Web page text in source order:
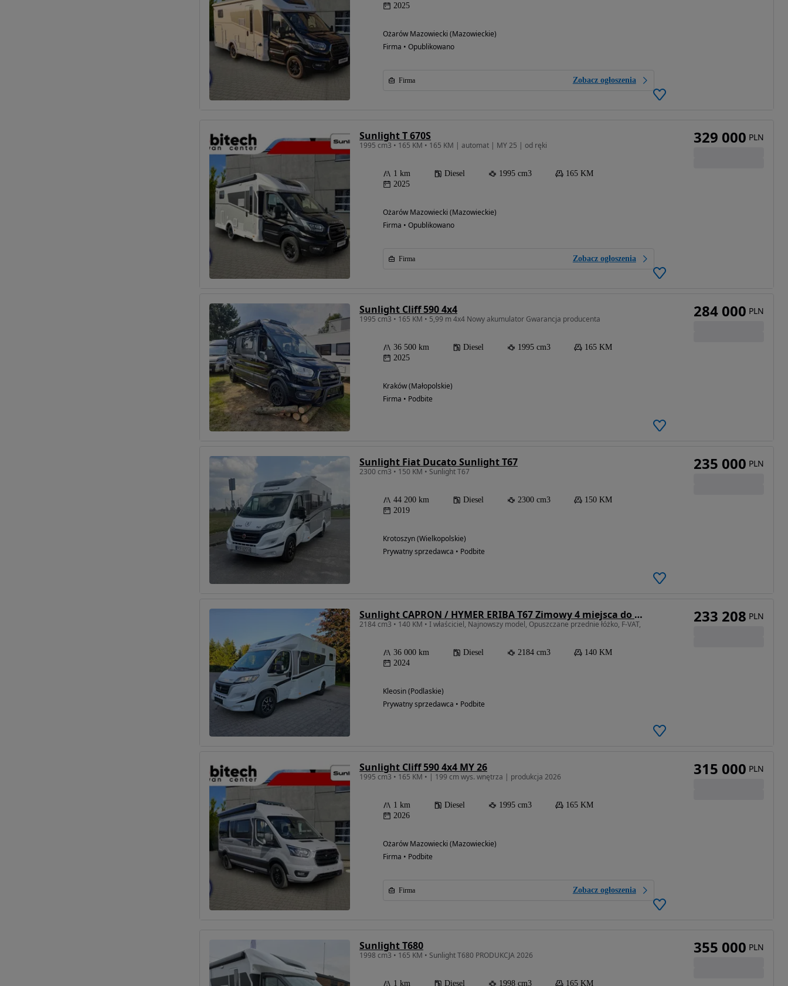
2025
Ożarów Mazowiecki (Mazowieckie)
Firma • Opublikowano
Firma Zobacz ogłoszenia
Sunlight T 670S
1995 cm3 • 165 KM • 165 KM | automat | MY 25 | od ręki
1 km Diesel 1995 cm3
165 KM
2025
Ożarów Mazowiecki (Mazowieckie)
Firma • Opublikowano
Firma Zobacz ogłoszenia
329 000 PLN
Sunlight Cliff 590 4x4
1995 cm3 • 165 KM • 5,99 m 4x4 Nowy akumulator Gwarancja producenta
36 500 km Diesel 1995 cm3
165 KM
2025
Kraków (Małopolskie)
Firma • Podbite
284 000 PLN
Sunlight Fiat Ducato Sunlight T67
2300 cm3 • 150 KM • Sunlight T67
44 200 km Diesel 2300 cm3
150 KM
2019
Krotoszyn (Wielkopolskie)
Prywatny sprzedawca • Podbite
235 000 PLN
Sunlight CAPRON / HYMER ERIBA T67 Zimowy 4 miejsca do spania
2184 cm3 • 140 KM • I właściciel, Najnowszy model, Opuszczane przednie łóżko, F-VAT,
36 000 km Diesel 2184 cm3
140 KM
2024
Kleosin (Podlaskie)
Prywatny sprzedawca • Podbite
233 208 PLN
Sunlight Cliff 590 4x4 MY 26
1995 cm3 • 165 KM • | 199 cm wys. wnętrza | produkcja 2026
1 km Diesel 1995 cm3
165 KM
2026
Ożarów Mazowiecki (Mazowieckie)
Firma • Podbite
Firma Zobacz ogłoszenia
315 000 PLN
Sunlight T680
1998 cm3 • 165 KM • Sunlight T680 PRODUKCJA 2026
1 km Diesel 1998 cm3 165 KM
355 000 PLN